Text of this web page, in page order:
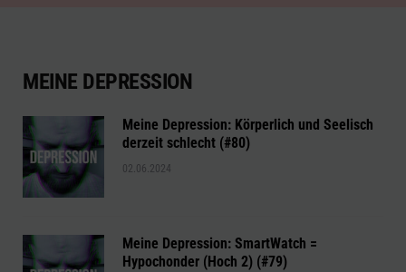
MEINE DEPRESSION
Meine Depression: Körperlich und Seelisch
derzeit schlecht (#80)
02.06.2024
Meine Depression: SmartWatch =
Hypochonder (Hoch 2) (#79)